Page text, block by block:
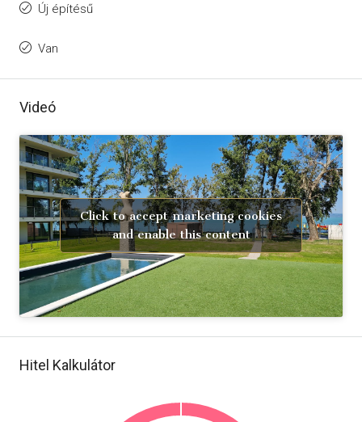
Új építésű
Van
Videó
Click to accept marketing cookies
and enable this content
Hitel Kalkulátor